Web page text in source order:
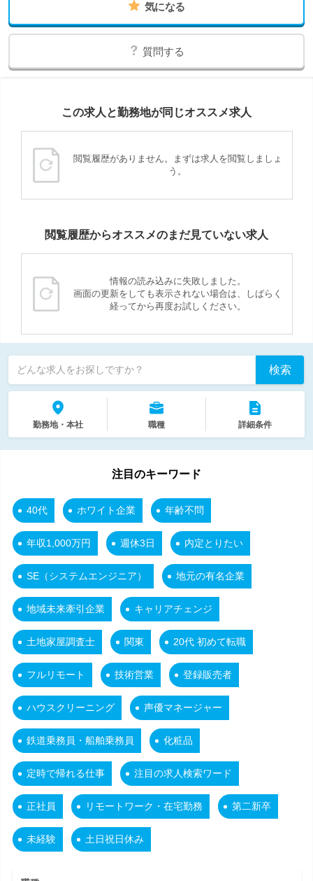
気になる
質問する
この求人と勤務地が同じオススメ求人
閲覧履歴がありません。まずは求人を閲覧しましょ
う。
閲覧履歴からオススメのまだ見ていない求人
情報の読み込みに失敗しました。
画面の更新をしても表示されない場合は、しばらく
経ってから再度お試しください。
どんな求人をお探しですか？ 検索
勤務地・本社 職種 詳細条件
注目のキーワード
40代 ホワイト企業 年齢不問
年収1,000万円 週休3日 内定とりたい
SE（システムエンジニア） 地元の有名企業
地域未来牽引企業 キャリアチェンジ
土地家屋調査士 関東 20代 初めて転職
フルリモート 技術営業 登録販売者
ハウスクリーニング 声優マネージャー
鉄道乗務員・船舶乗務員 化粧品
定時で帰れる仕事 注目の求人検索ワード
正社員 リモートワーク・在宅勤務 第二新卒
未経験 土日祝日休み